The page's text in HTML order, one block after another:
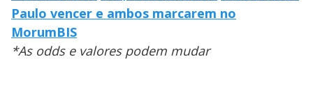
Paulo vencer e ambos marcarem no
MorumBIS
*As odds e valores podem mudar